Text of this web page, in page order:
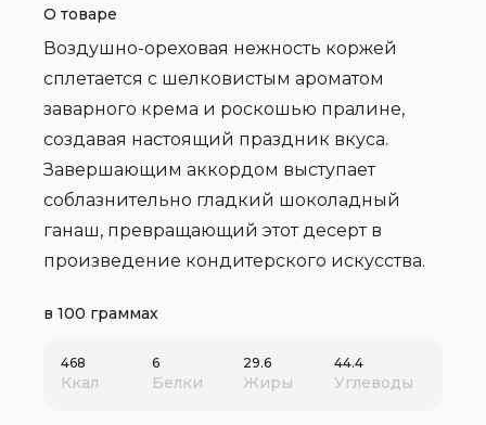
О товаре
Воздушно-ореховая нежность коржей
сплетается с шелковистым ароматом
заварного крема и роскошью пралине,
создавая настоящий праздник вкуса.
Завершающим аккордом выступает
соблазнительно гладкий шоколадный
ганаш, превращающий этот десерт в
произведение кондитерского искусства.
в 100 граммах
468
Ккал
6
Белки
29.6
Жиры
44.4
Углеводы